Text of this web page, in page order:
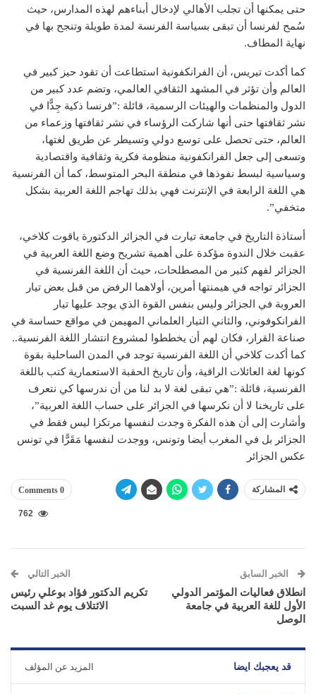
حتى يمكنها أن تجلب الأهالي لإدخال أبناءهم لهذه المدارس، حيث
سُمح لفرنسا أن تبقى بسياسة الفرنسة لمدة طويلة وتنجح بها في
نهاية المطاف.
كما أكدت تيريس، أن الفرانكفونية استطاعت أن تقود حيز كبير في
العالم وأن تؤثر في المشهد الثقافي العالمي، وتضم عدد كبير من
الدول والمنظمات والهيئات الرسمية، قائلة :”فرنسا ذكية جِدًّا في
نشر ثقافتها حتى أنها شاركت الرؤساء في نشر ثقافتها وزعماء من
العالم، حتى تحصل على توسع دولي وتسيطر عن طريق لغتها،
وتسعى إلى جعل الفرانكفونية منظومة فكرية وثقافية واقتصادية
وسياسية لبسط نفوذها في منطقة البحر المتوسط، كما أن الفرنسية
هي اللغة الرابعة في الإنترنت فهي بذلك تهاجم اللغة العربية بشكل
متخفي”.
أستاذة التاريخ في جامعة تيارت في الجزائر الدكتورة ياقوت كلاخي،
عقبت خلال الندوة مؤكدة على أهمية تشريح وضع اللغة العربية في
الجزائر لفهم كثير من المصطلحات، حيث أن اللغة الفرنسية في
الجزائر تواجه في هيمنتها أمرين، أولاهما الرفض من قبل بعض تيار
العروبة في الجزائر وليس بنفس القوة الذي يوجد عليها تيار
الفرانكوفوني، والثاني التيار العلماني المهيمن في مواقع حساسة في
صناعة القرار، فكان لهم أن يخططوا لمشروع انتشار اللغة الفرنسية..
كما أكدت كلاخي أن اللغة الفرنسية توجد في المدن الساحلية بقوة
كونها لغة العائلات الراقية، وأن تاريخ الحقبة الاستعمارية كتب باللغة
الفرنسية، قائلة :”هي تبقى لغة لا بد لنا من أن ندرسها كي نتعرف
على تاريخنا لا أن نكرسها في الجزائر على حساب اللغة العربية”،
وأشارت إلى أن هذه الفكرة وجدت لنفسها مرتكزا ليس فقط في
الجزائر بل في المغرب أيضا وتونس، ووجدت لنفسها مَقَرًّا في تونس
عكس الجزائر
المشاركة 0 Comments
762
الخبر السابق
انطلاق فعاليات المؤتمر الدولي
الأول للغة العربية في جامعة
الوصل
الخبر التالي
تكريم الدكتور فؤاد بوعلي رئيس
الائتلاف يوم غد السبت
قد يعجبك ايضا المزيد عن المؤلف